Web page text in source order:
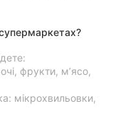
фрукти, м’ясо,
мікрохвильовки,